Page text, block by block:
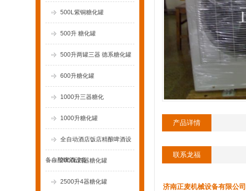
500L紫铜糖化罐
500升 糖化罐
500升两罐三器 德系糖化罐
600升糖化罐
1000升三器糖化
1000升糖化罐
全自动酒店饭店精酿啤酒设
备自酿啤酒设备
2000L四器糖化罐
2500升4器糖化罐
产品详情
联系龙福
济南正麦机械设备有限公司